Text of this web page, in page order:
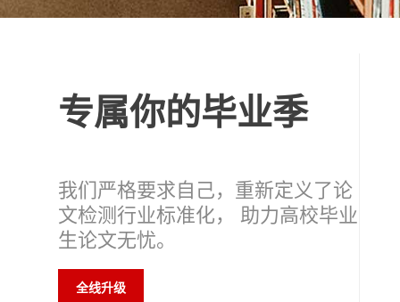
专属你的毕业季
我们严格要求自己，重新定义了论
文检测行业标准化， 助力高校毕业
生论文无忧。
全线升级